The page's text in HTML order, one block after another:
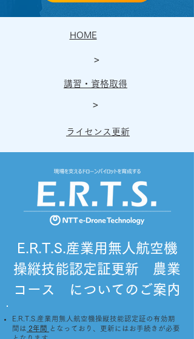
HOME
>
講習・資格取得
>
ライセンス更新
E.R.T.S.産業用無人航空機
操縦技能認定証更新 農業
コース についてのご案内
E.R.T.S.産業用無人航空機操縦技能認定証の有効期
間は 2年間
となっており、更新にはお手続きが必要